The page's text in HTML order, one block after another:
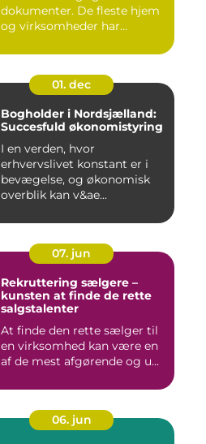
dokumenter. De fleste hjem
og virksomheder har
01. dec
Bogholder i Nordsjælland:
Succesfuld økonomistyring
I en verden, hvor
erhvervslivet konstant er i
bevægelse, og økonomisk
overblik kan v&ae...
07. jun
Rekruttering sælgere –
kunsten at finde de rette
salgstalenter
At finde den rette sælger til
en virksomhed kan være en
af de mest afgørende og u...
06. jun